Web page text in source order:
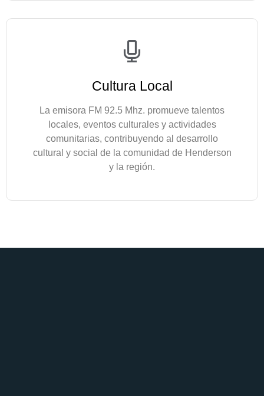
Cultura Local
La emisora FM 92.5 Mhz. promueve talentos
locales, eventos culturales y actividades
comunitarias, contribuyendo al desarrollo
cultural y social de la comunidad de Henderson
y la región.